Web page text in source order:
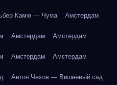
Камю — Чума Амстердам
Амстердам Амстердам
Амстердам Амстердам
Антон Чехов — Вишнёвый сад